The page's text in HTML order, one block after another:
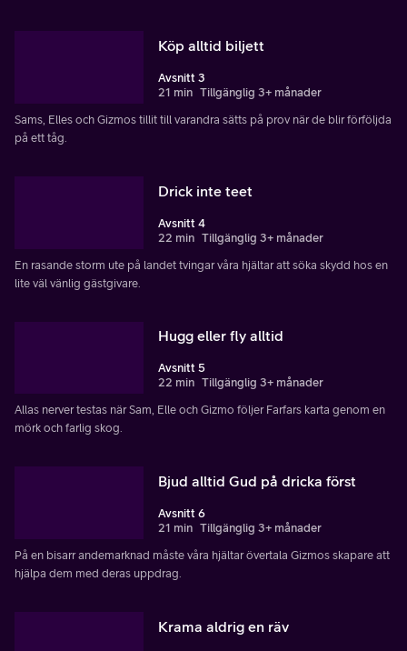
Köp alltid biljett
Avsnitt 3
21 min Tillgänglig 3+ månader
Sams, Elles och Gizmos tillit till varandra sätts på prov när de blir förföljda
på ett tåg.
Drick inte teet
Avsnitt 4
22 min Tillgänglig 3+ månader
En rasande storm ute på landet tvingar våra hjältar att söka skydd hos en
lite väl vänlig gästgivare.
Hugg eller fly alltid
Avsnitt 5
22 min Tillgänglig 3+ månader
Allas nerver testas när Sam, Elle och Gizmo följer Farfars karta genom en
mörk och farlig skog.
Bjud alltid Gud på dricka först
Avsnitt 6
21 min Tillgänglig 3+ månader
På en bisarr andemarknad måste våra hjältar övertala Gizmos skapare att
hjälpa dem med deras uppdrag.
Krama aldrig en räv